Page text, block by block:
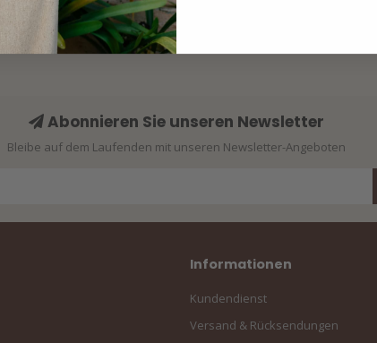
Abonnieren Sie unseren Newsletter
Bleibe auf dem Laufenden mit unseren Newsletter-Angeboten
Informationen
Kundendienst
Versand & Rücksendungen